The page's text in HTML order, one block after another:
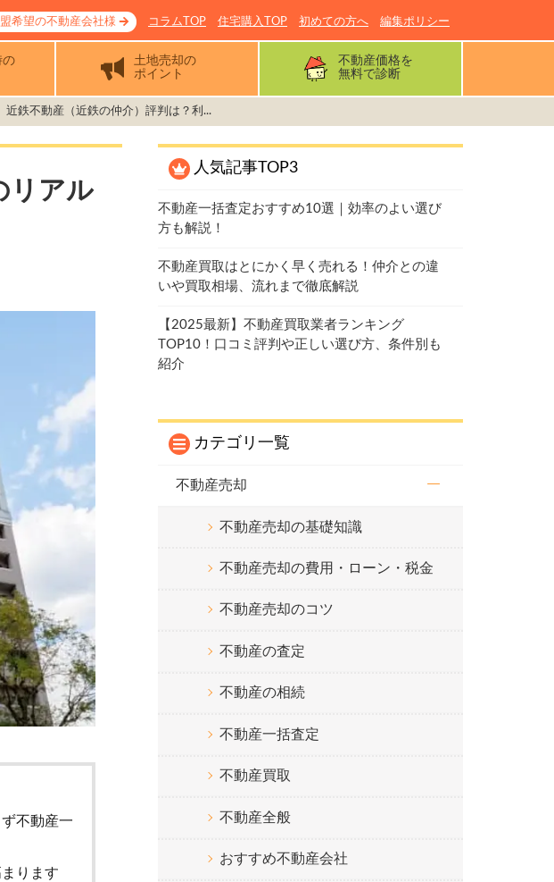
希望の不動産会社様 コラムTOP 住宅購入TOP 初めての方へ 編集ポリシー
の
土地売却の
ポイント
不動産価格を
無料で診断
近鉄不動産（近鉄の仲介）評判は？利...
リアル
不動産一
ります
人気記事TOP3
不動産一括査定おすすめ10選｜効率のよい選び
方も解説！
不動産買取はとにかく早く売れる！仲介との違
いや買取相場、流れまで徹底解説
【2025最新】不動産買取業者ランキング
TOP10！口コミ評判や正しい選び方、条件別も
紹介
カテゴリ一覧
不動産売却
不動産売却の基礎知識
不動産売却の費用・ローン・税金
不動産売却のコツ
不動産の査定
不動産の相続
不動産一括査定
不動産買取
不動産全般
おすすめ不動産会社